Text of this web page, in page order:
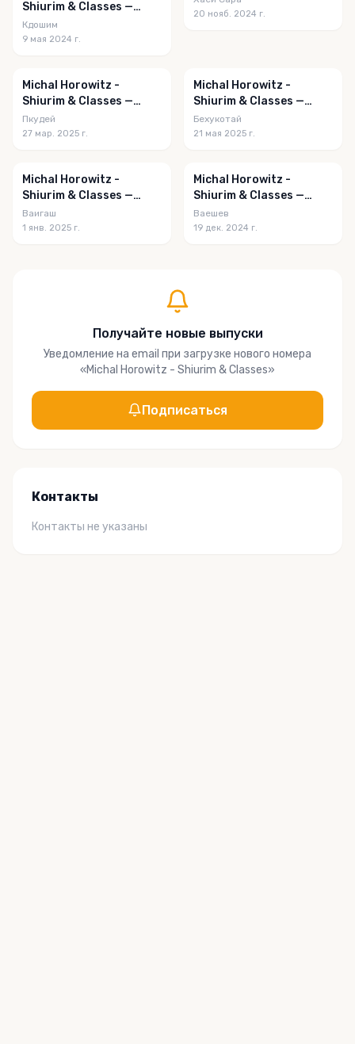
Shiurim & Classes —
Kedoshim 5784
Кдошим
9 мая 2024 г.
20 нояб. 2024 г.
Michal Horowitz -
Shiurim & Classes —
Pekudei 5785
Пкудей
27 мар. 2025 г.
Michal Horowitz -
Shiurim & Classes —
Behar - Bechukosai 5785
Бехукотай
21 мая 2025 г.
Michal Horowitz -
Shiurim & Classes —
Vayigash 5785
Ваигаш
1 янв. 2025 г.
Michal Horowitz -
Shiurim & Classes —
Vayeishev 5785
Ваешев
19 дек. 2024 г.
Получайте новые выпуски
Уведомление на email при загрузке нового номера
«Michal Horowitz - Shiurim & Classes»
Подписаться
Контакты
Контакты не указаны